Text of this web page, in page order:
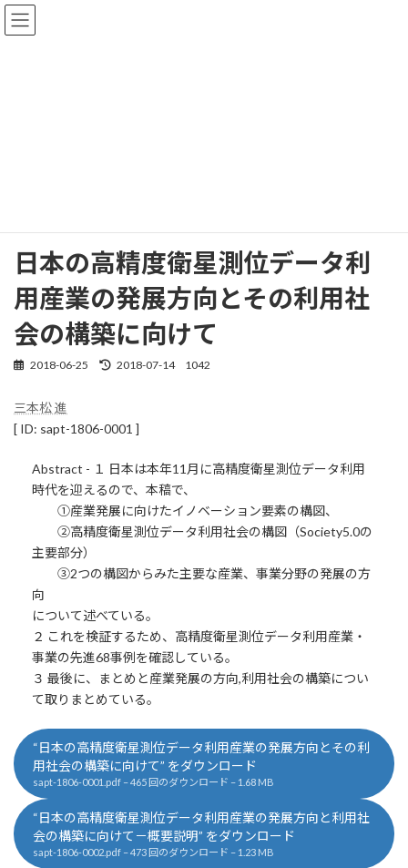
コ
ン
ナ
ビ
日本の高精度衛星測位データ利
用産業の発展方向とその利用社
会の構築に向けて
2018-06-25
最
日
:
2018-07-14 1042
三本松 進
[ ID: sapt-1806-0001 ]
Abstract - １ 日本は本年11月に高精度衛星測位データ利用
時代を迎えるので、本稿で、
①産業発展に向けたイノベーション要素の構図、
②高精度衛星測位データ利用社会の構図（Society5.0の
主要部分）
③2つの構図からみた主要な産業、事業分野の発展の方
向
について述べている。
２ これを検証するため、高精度衛星測位データ利用産業・
事業の先進68事例を確認している。
３ 最後に、まとめと産業発展の方向,利用社会の構築につい
て取りまとめている。
“日本の高精度衛星測位データ利用産業の発展方向とその利
用社会の構築に向けて” をダウンロード
sapt-1806-0001.pdf – 465 回のダウンロード – 1.68 MB
“日本の高精度衛星測位データ利用産業の発展方向と利用社
会の構築に向けて－概要説明” をダウンロード
sapt-1806-0002.pdf – 473 回のダウンロード – 1.23 MB